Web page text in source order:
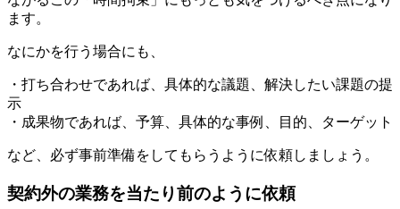
ます。
なにかを行う場合にも、
・打ち合わせであれば、具体的な議題、解決したい課題の提
示
・成果物であれば、予算、具体的な事例、目的、ターゲット
など、必ず事前準備をしてもらうように依頼しましょう。
契約外の業務を当たり前のように依頼